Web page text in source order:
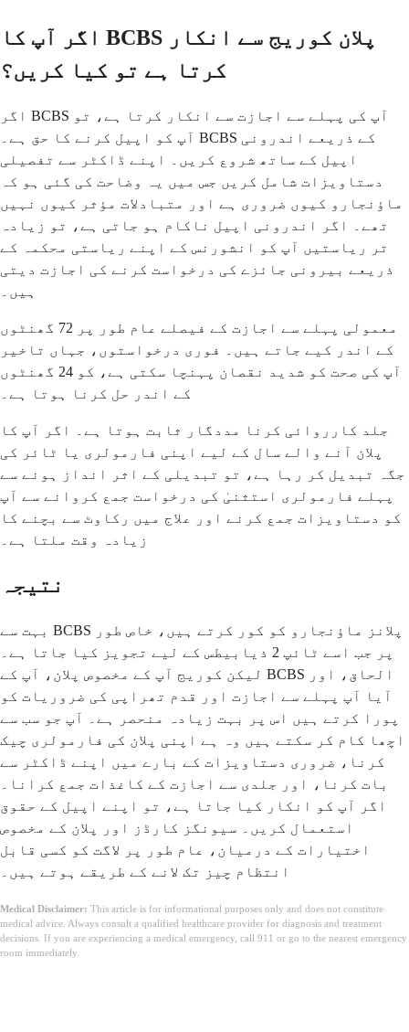
اگر آپ کا BCBS پلان کوریج سے انکار
کرتا ہے تو کیا کریں؟
اگر BCBS آپ کی پہلے سے اجازت سے انکار کرتا ہے، تو
آپ کو اپیل کرنے کا حق ہے۔ BCBS کے ذریعے اندرونی
اپیل کے ساتھ شروع کریں۔ اپنے ڈاکٹر سے تفصیلی
دستاویزات شامل کریں جس میں یہ وضاحت کی گئی ہو کہ
ماؤنجارو کیوں ضروری ہے اور متبادلات مؤثر کیوں نہیں
تھے۔ اگر اندرونی اپیل ناکام ہو جاتی ہے، تو زیادہ
تر ریاستیں آپ کو انشورنس کے اپنے ریاستی محکمہ کے
ذریعے بیرونی جائزے کی درخواست کرنے کی اجازت دیتی
ہیں۔
معمولی پہلے سے اجازت کے فیصلے عام طور پر 72 گھنٹوں
کے اندر کیے جاتے ہیں۔ فوری درخواستوں، جہاں تاخیر
آپ کی صحت کو شدید نقصان پہنچا سکتی ہے، کو 24 گھنٹوں
کے اندر حل کرنا ہوتا ہے۔
جلد کارروائی کرنا مددگار ثابت ہوتا ہے۔ اگر آپ کا
پلان آنے والے سال کے لیے اپنی فارمولری یا ٹائر کی
جگہ تبدیل کر رہا ہے، تو تبدیلی کے اثر انداز ہونے سے
پہلے فارمولری استثنیٰ کی درخواست جمع کروانے سے آپ
کو دستاویزات جمع کرنے اور علاج میں رکاوٹ سے بچنے کا
زیادہ وقت ملتا ہے۔
نتیجہ
بہت سے BCBS پلانز ماؤنجارو کو کور کرتے ہیں، خاص طور
پر جب اسے ٹائپ 2 ذیابیطس کے لیے تجویز کیا جاتا ہے۔
لیکن کوریج آپ کے مخصوص پلان، آپ کے BCBS الحاق، اور
آیا آپ پہلے سے اجازت اور قدم تھراپی کی ضروریات کو
پورا کرتے ہیں اس پر بہت زیادہ منحصر ہے۔ آپ جو سب سے
اچھا کام کر سکتے ہیں وہ ہے اپنی پلان کی فارمولری چیک
کرنا، ضروری دستاویزات کے بارے میں اپنے ڈاکٹر سے
بات کرنا، اور جلدی سے اجازت کے کاغذات جمع کرانا۔
اگر آپ کو انکار کیا جاتا ہے، تو اپنے اپیل کے حقوق
استعمال کریں۔ سیونگز کارڈز اور پلان کے مخصوص
اختیارات کے درمیان، عام طور پر لاگت کو کسی قابل
انتظام چیز تک لانے کے طریقے ہوتے ہیں۔
Medical Disclaimer: This article is for informational purposes only and does not constitute
medical advice. Always consult a qualified healthcare provider for diagnosis and treatment
decisions. If you are experiencing a medical emergency, call 911 or go to the nearest emergency
room immediately.